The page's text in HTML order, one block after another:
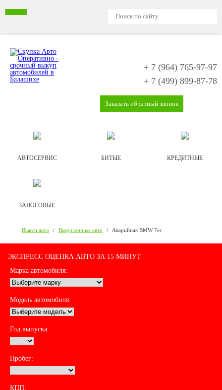
+ 7 (964) 765-97-97
+ 7 (499) 899-87-78
Заказать обратный звонок
АВТОСЕРВИС БИТЫЕ КРЕДИТНЫЕ
ЗАЛОГОВЫЕ
Выкуп авто / Выкупленные авто / Аварийная BMW 7er
ЭКСПРЕСС ОЦЕНКА АВТО ЗА 15 МИНУТ
Марка автомобиля:
Модель автомобиля:
Год выпуска:
Пробег:
КПП: